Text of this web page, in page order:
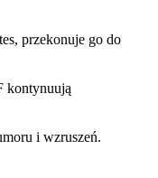
przekonuje go do
kontynuują
i wzruszeń.